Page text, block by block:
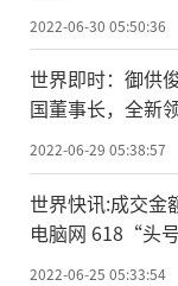
2022-06-30 05:50:36
世界即时：御供
国董事长，全新
化中国市场战略地
2022-06-29 05:38:57
世界快讯:成交金
电脑网 618“头
官
2022-06-25 05:33:54